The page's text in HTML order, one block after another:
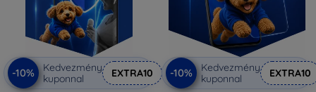
-10%
Kedvezmény
kuponnal
EXTRA10 -10%
Kedvezmény
kuponnal
EXTRA10